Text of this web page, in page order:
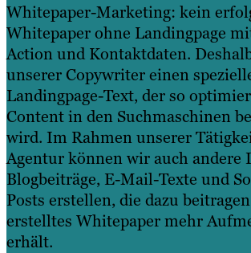
Whitepaper-Marketing: kein
Whitepaper ohne Landingpage
Action und Kontaktdaten.
unserer Copywriter einen
Landingpage-Text, der so
Content in den Suchmaschinen
wird. Im Rahmen unserer
Agentur können wir auch andere
Blogbeiträge, E-Mail-Texte und
Posts erstellen, die dazu
erstelltes Whitepaper mehr
erhält.